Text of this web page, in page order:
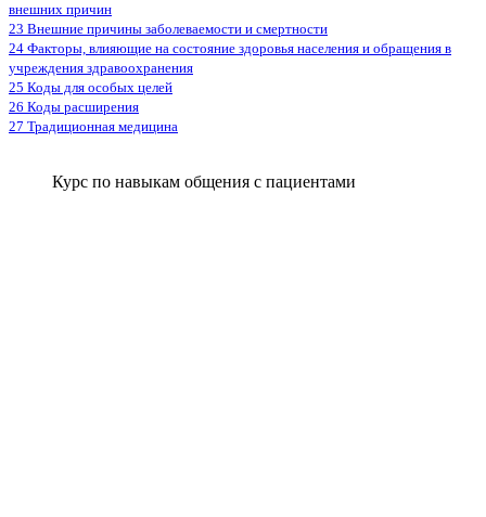
внешних причин
23 Внешние причины заболеваемости и смертности
24 Факторы, влияющие на состояние здоровья населения и обращения в
учреждения здравоохранения
25 Коды для особых целей
26 Коды расширения
27 Традиционная медицина
Курс по навыкам общения с пациентами